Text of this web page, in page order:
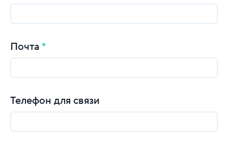
Почта
Телефон для связи